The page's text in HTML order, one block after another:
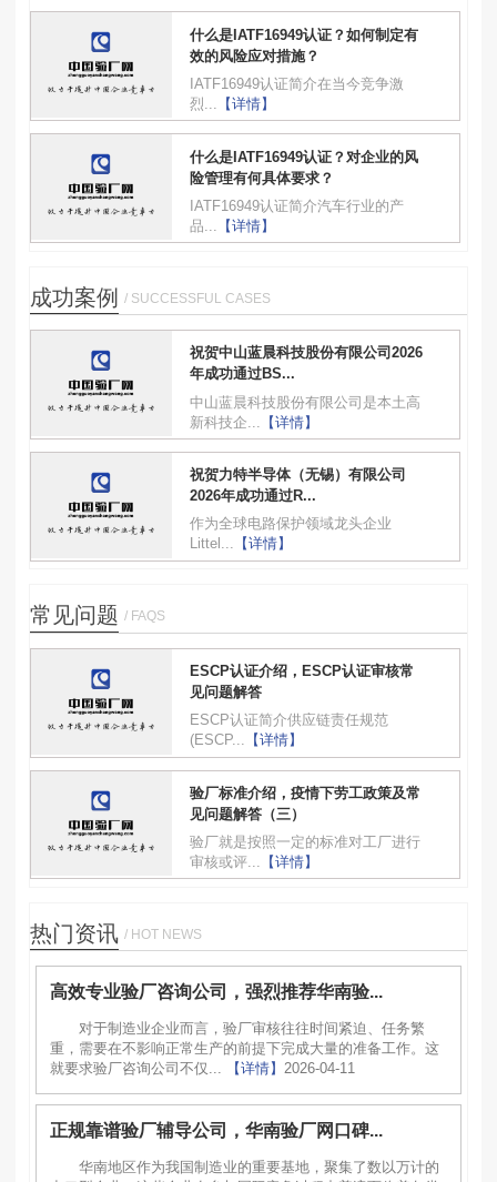
什么是IATF16949认证？如何制定有
效的风险应对措施？
IATF16949认证简介在当今竞争激
烈...
【详情】
什么是IATF16949认证？对企业的风
险管理有何具体要求？
IATF16949认证简介汽车行业的产
品...
【详情】
成功案例 / SUCCESSFUL CASES
祝贺中山蓝晨科技股份有限公司2026
年成功通过BS...
中山蓝晨科技股份有限公司是本土高
新科技企...
【详情】
祝贺力特半导体（无锡）有限公司
2026年成功通过R...
作为全球电路保护领域龙头企业
Littel... 【详情】
常见问题 / FAQS
ESCP认证介绍，ESCP认证审核常
见问题解答
ESCP认证简介供应链责任规范
(ESCP... 【详情】
验厂标准介绍，疫情下劳工政策及常
见问题解答（三）
验厂就是按照一定的标准对工厂进行
审核或评... 【详情】
热门资讯 / HOT NEWS
高效专业验厂咨询公司，强烈推荐华南验...
对于制造业企业而言，验厂审核往往时间紧迫、任务繁
重，需要在不影响正常生产的前提下完成大量的准备工作。这
就要求验厂咨询公司不仅...
【详情】 2026-04-11
正规靠谱验厂辅导公司，华南验厂网口碑...
华南地区作为我国制造业的重要基地，聚集了数以万计的